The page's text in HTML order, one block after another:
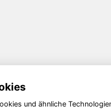
und ähnliche